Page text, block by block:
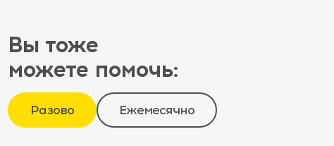
Вы тоже
можете помочь:
Разово Ежемесячно